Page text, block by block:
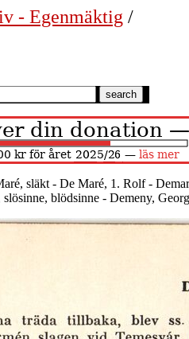
- Egenmäktig /
släkt - De Maré, 1. Rolf -
blödsinne - Demeny,